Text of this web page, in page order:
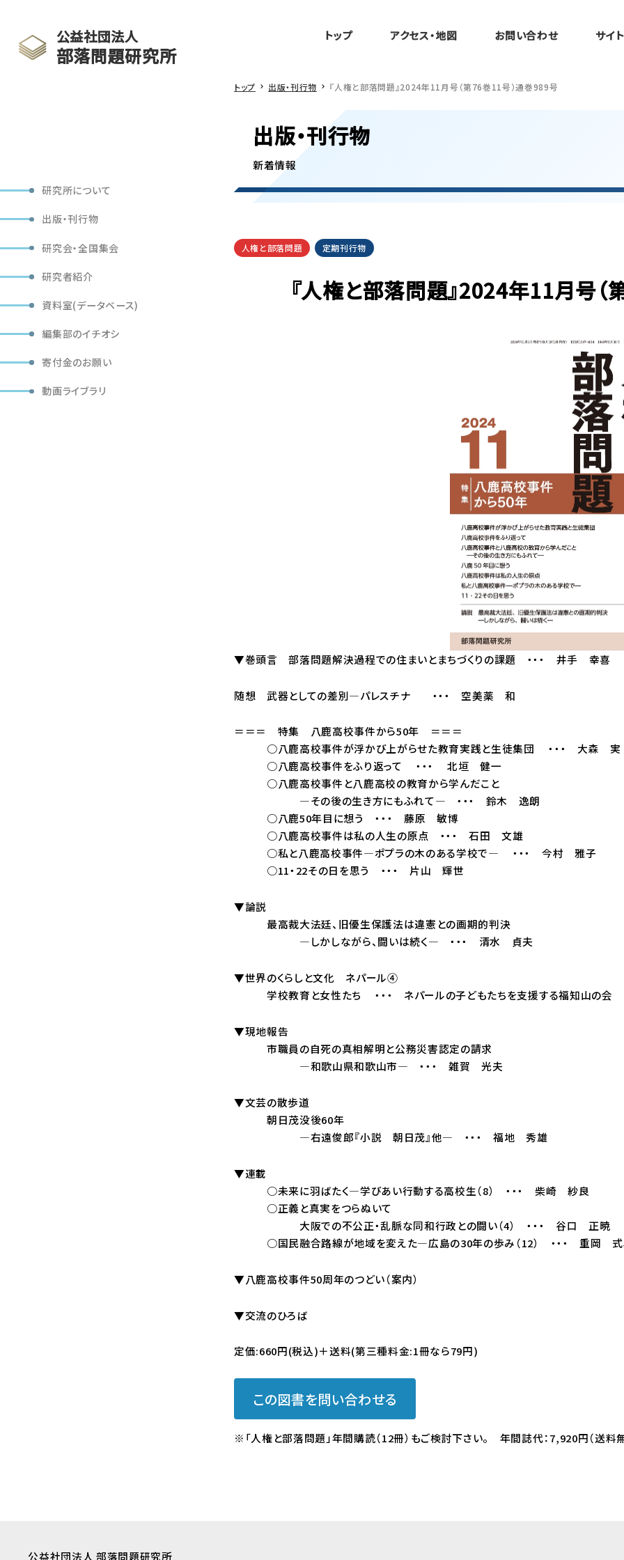
公益社団法人
部落問題研究所
研究所について
出版・刊行物
研究会・全国集会
研究者紹介
資料室(データベース)
編集部のイチオシ
寄付金のお願い
動画ライブラリ
トップ アクセス・地図 お問い合わせ サイ
トップ 出版・刊行物 『人権と部落問題』2024年11月号（第76巻11号）通巻989号
出版・刊行物
新着情報
人権と部落問題 定期刊行物
『人権と部落問題』2024年11月号
▼巻頭言 部落問題解決過程での住まいとまちづくりの課題 ・・・ 井手 幸喜
随想 武器としての差別―パレスチナ ・・・ 空美薬 和
＝＝＝ 特集 八鹿高校事件から50年 ＝＝＝
○八鹿高校事件が浮かび上がらせた教育実践と生徒集団 ・・・ 大森 実
○八鹿高校事件をふり返って ・・・ 北垣 健一
○八鹿高校事件と八鹿高校の教育から学んだこと
―その後の生き方にもふれて― ・・・ 鈴木 逸朗
○八鹿50年目に想う ・・・ 藤原 敏博
○八鹿高校事件は私の人生の原点 ・・・ 石田 文雄
○私と八鹿高校事件―ポプラの木のある学校で― ・・・ 今村 雅子
○11・22その日を思う ・・・ 片山 輝世
▼論説
最高裁大法廷、旧優生保護法は違憲との画期的判決
―しかしながら、闘いは続く― ・・・ 清水 貞夫
▼世界のくらしと文化 ネパール④
学校教育と女性たち ・・・ ネパールの子どもたちを支援する福知山の会
▼現地報告
市職員の自死の真相解明と公務災害認定の請求
―和歌山県和歌山市― ・・・ 雑賀 光夫
▼文芸の散歩道
朝日茂没後60年
―右遠俊郎『小説 朝日茂』他― ・・・ 福地 秀雄
▼連載
○未来に羽ばたく―学びあい行動する高校生（8） ・・・ 柴崎 紗良
○正義と真実をつらぬいて
大阪での不公正・乱脈な同和行政との闘い（4） ・・・ 谷口 正暁
○国民融合路線が地域を変えた―広島の30年の歩み（12） ・・・ 重岡
▼八鹿高校事件50周年のつどい（案内）
▼交流のひろば
定価:660円(税込)＋送料(第三種料金:1冊なら79円)
この図書を問い合わせる
※「人権と部落問題」年間購読（12冊）もご検討下さい。 年間誌代：7,920円（送料
公益社団法人 部落問題研究所